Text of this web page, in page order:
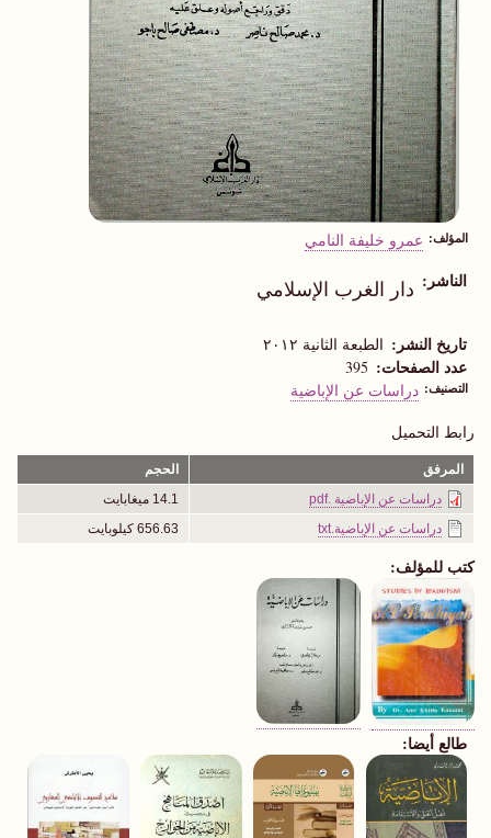
المؤلف عمرو خليفة النامي
الناشر دار الغرب الإسلامي
تاريخ النشر الطبعة الثانية ٢٠١٢
عدد الصفحات 395
التصنيف دراسات عن الإباضية
رابط التحميل
المرفق
الحجم
دراسات عن الإباضية .pdf
14.1 ميغابايت
دراسات عن الإباضية.txt
656.63 كيلوبايت
كتب للمؤلف:
طالع أيضا